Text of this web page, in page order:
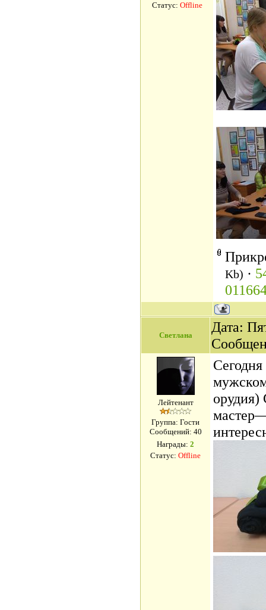
Статус: Offline
Kb) ·
Светлана
Дата:
Лейтенант
Группа: Гости
Сообщений: 40
Награды: 2
Статус: Offline